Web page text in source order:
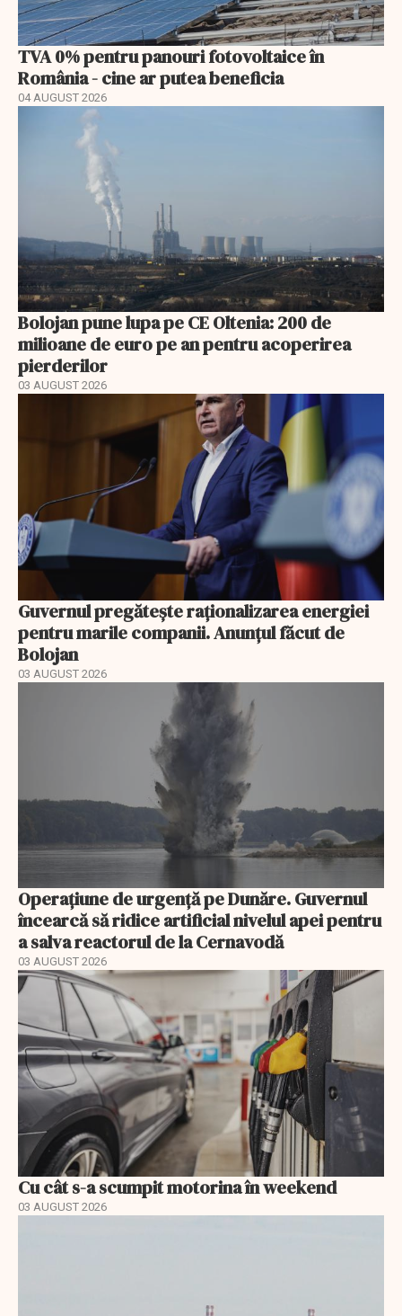
TVA 0% pentru panouri fotovoltaice în
România - cine ar putea beneficia
04 AUGUST 2026
Bolojan pune lupa pe CE Oltenia: 200 de
milioane de euro pe an pentru acoperirea
pierderilor
03 AUGUST 2026
Guvernul pregătește raționalizarea energiei
pentru marile companii. Anunțul făcut de
Bolojan
03 AUGUST 2026
Operațiune de urgență pe Dunăre. Guvernul
încearcă să ridice artificial nivelul apei pentru
a salva reactorul de la Cernavodă
03 AUGUST 2026
Cu cât s-a scumpit motorina în weekend
03 AUGUST 2026